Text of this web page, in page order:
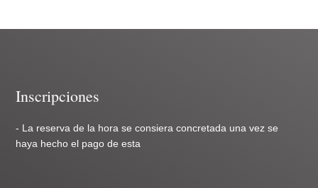
Inscripciones
- La reserva de la hora se consiera concretada una vez se
haya hecho el pago de esta